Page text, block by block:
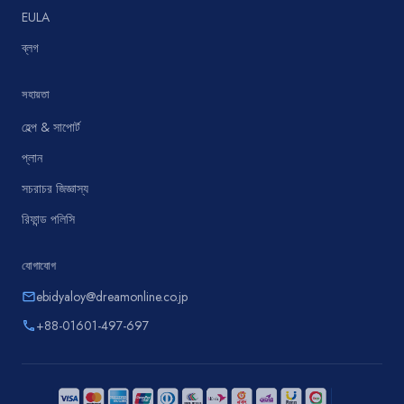
EULA
ব্লগ
সহায়তা
হেল্প & সাপোর্ট
প্লান
সচরাচর জিজ্ঞাস্য
রিফান্ড পলিসি
যোগাযোগ
emailebidyaloy@dreamonline.co.jp
phone+88-01601-497-697